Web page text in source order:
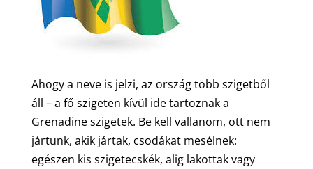
Ahogy a neve is jelzi, az ország több szigetből
áll – a fő szigeten kívül ide tartoznak a
Grenadine szigetek. Be kell vallanom, ott nem
jártunk, akik jártak, csodákat mesélnek:
egészen kis szigetecskék, alig lakottak vagy